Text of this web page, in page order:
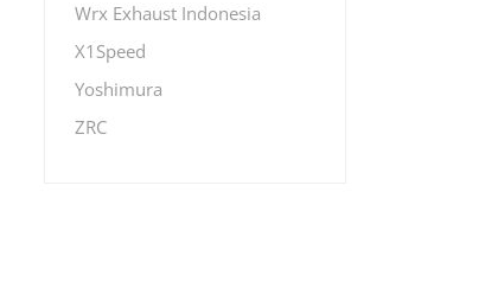
Wrx Exhaust Indonesia
X1Speed
Yoshimura
ZRC